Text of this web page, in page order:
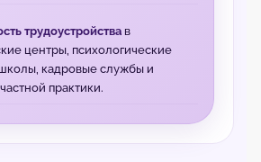
трудоустройствав
центры, психологические
кадровые службы и
практики.